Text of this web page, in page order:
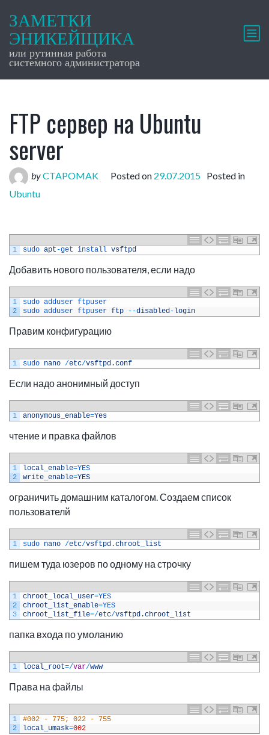
ЗАМЕТКИ
ЭНИКЕЙЩИКА
или рутинная работа
системного администратора
FTP сервер на Ubuntu
server
byCTAPOMAK Posted on 29.07.2015 Posted in
Ubuntu
1 sudo apt -get install vsftpd
Добавить нового пользователя, если надо
1
2
sudo adduser ftpuser
sudo adduser ftpuser ftp --disabled- login
Правим конфигурацию
1 sudo nano /etc/vsftpd .conf
Если надо анонимный доступ
1 anonymous_enable=Yes
чтение и правка файлов
1
2
local_enable=YES
write_enable=YES
ограничить домашним каталогом. Создаем список
пользователй
1 sudo nano /etc/vsftpd .chroot_list
пишем туда юзеров по одному на строчку
1
2
3
chroot_local_user=YES
chroot_list_enable=YES
chroot_list_file=/etc/vsftpd .chroot_list
папка входа по умоланию
1 local_root=/var/www
Права на файлы
1
2
#002 - 775; 022 - 755
local_umask=002